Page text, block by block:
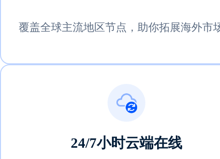
覆盖全球主流地区节点，助你拓展海外市
24/7小时云端在线